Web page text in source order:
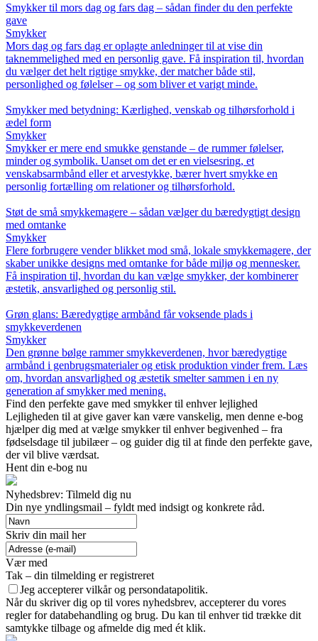
Smykker til mors dag og fars dag – sådan finder du den perfekte
gave
Smykker
Mors dag og fars dag er oplagte anledninger til at vise din
taknemmelighed med en personlig gave. Få inspiration til, hvordan
du vælger det helt rigtige smykke, der matcher både stil,
personlighed og følelser – og som bliver et varigt minde.
Smykker med betydning: Kærlighed, venskab og tilhørsforhold i
ædel form
Smykker
Smykker er mere end smukke genstande – de rummer følelser,
minder og symbolik. Uanset om det er en vielsesring, et
venskabsarmbånd eller et arvestykke, bærer hvert smykke en
personlig fortælling om relationer og tilhørsforhold.
Støt de små smykkemagere – sådan vælger du bæredygtigt design
med omtanke
Smykker
Flere forbrugere vender blikket mod små, lokale smykkemagere, der
skaber unikke designs med omtanke for både miljø og mennesker.
Få inspiration til, hvordan du kan vælge smykker, der kombinerer
æstetik, ansvarlighed og personlig stil.
Grøn glans: Bæredygtige armbånd får voksende plads i
smykkeverdenen
Smykker
Den grønne bølge rammer smykkeverdenen, hvor bæredygtige
armbånd i genbrugsmaterialer og etisk produktion vinder frem. Læs
om, hvordan ansvarlighed og æstetik smelter sammen i en ny
generation af smykker med mening.
Find den perfekte gave med smykker til enhver lejlighed
Lejligheden til at give gaver kan være vanskelig, men denne e-bog
hjælper dig med at vælge smykker til enhver begivenhed – fra
fødselsdage til jubilæer – og guider dig til at finde den perfekte gave,
der vil blive værdsat.
Hent din e-bog nu
Nyhedsbrev: Tilmeld dig nu
Din nye yndlingsmail – fyldt med indsigt og konkrete råd.
Skriv din mail her
Vær med
Tak – din tilmelding er registreret
Jeg accepterer vilkår og persondatapolitik.
Når du skriver dig op til vores nyhedsbrev, accepterer du vores
regler for databehandling og brug. Du kan til enhver tid trække dit
samtykke tilbage og afmelde dig med ét klik.